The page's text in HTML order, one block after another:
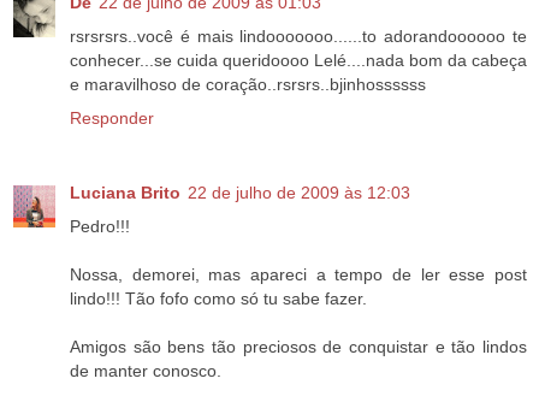
rsrsrsrs..você é mais lindooooooo......to adorandoooooo te
conhecer...se cuida queridoooo Lelé....nada bom da cabeça
e maravilhoso de coração..rsrsrs..bjinhossssss
Responder
Luciana Brito 22 de julho de 2009 às 12:03
Pedro!!!
Nossa, demorei, mas apareci a tempo de ler esse post
lindo!!! Tão fofo como só tu sabe fazer.
Amigos são bens tão preciosos de conquistar e tão lindos
de manter conosco.